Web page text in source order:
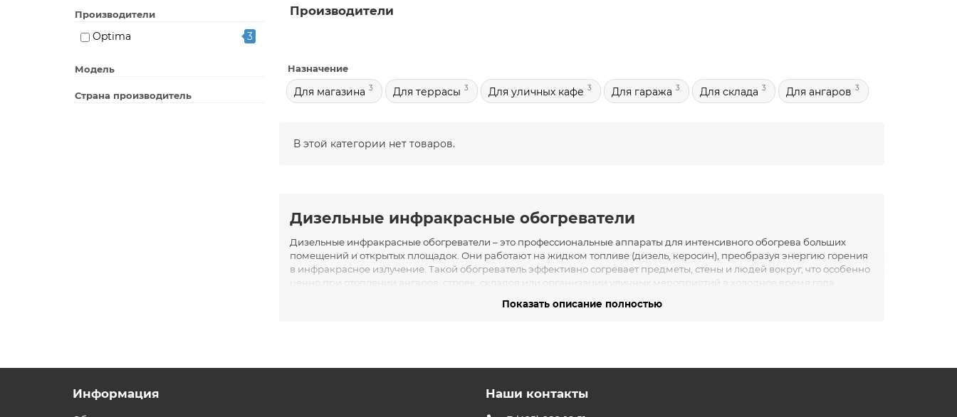
Производители
Optima 3
Модель
Страна производитель
Производители
Назначение
Для магазина 3 Для террасы 3 Для уличных кафе 3 Для гаража 3 Для склада 3 Для ангаров 3
В этой категории нет товаров.
Дизельные инфракрасные обогреватели
Дизельные инфракрасные обогреватели – это профессиональные аппараты для интенсивного обогрева больших
помещений и открытых площадок. Они работают на жидком топливе (дизель, керосин), преобразуя энергию горения
в инфракрасное излучение. Такой обогреватель эффективно согревает предметы, стены и людей вокруг, что особенно
ценно при отоплении ангаров, строек, складов или организации уличных мероприятий в холодное время года.
: дизельный ИК-обогреватель способен быстро поднять температуру в зоне действия,
тихо, не создавая сильного шума и не отвлекая от работы или отдыха.
Показать описание полностью
Информация Наши контакты